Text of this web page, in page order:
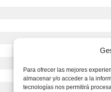
Para ofrecer las mejores
almacenar y/o acceder a la
tecnologías nos permitirá